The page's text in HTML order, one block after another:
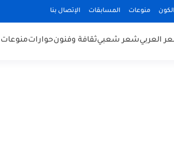
منوعات المسابقات الإتصال بنا
العربيشعر شعبيثقافة وفنونحواراتمنوعات